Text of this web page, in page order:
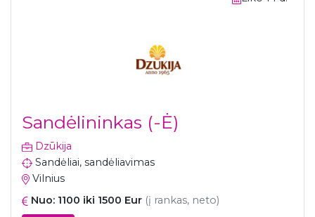
Sandėlininkas (-Ė)
Dzūkija
Sandėliai, sandėliavimas
Vilnius
Nuo: 1100 iki 1500 Eur (į rankas, neto)